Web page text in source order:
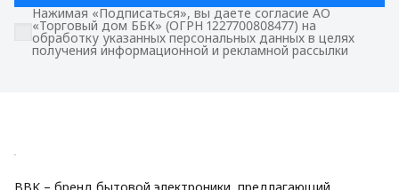
Нажимая «Подписаться», вы даете согласие АО
«Торговый дом ББК» (ОГРН 1227700808477) на
обработку указанных персональных данных в целях
получения информационной и рекламной рассылки